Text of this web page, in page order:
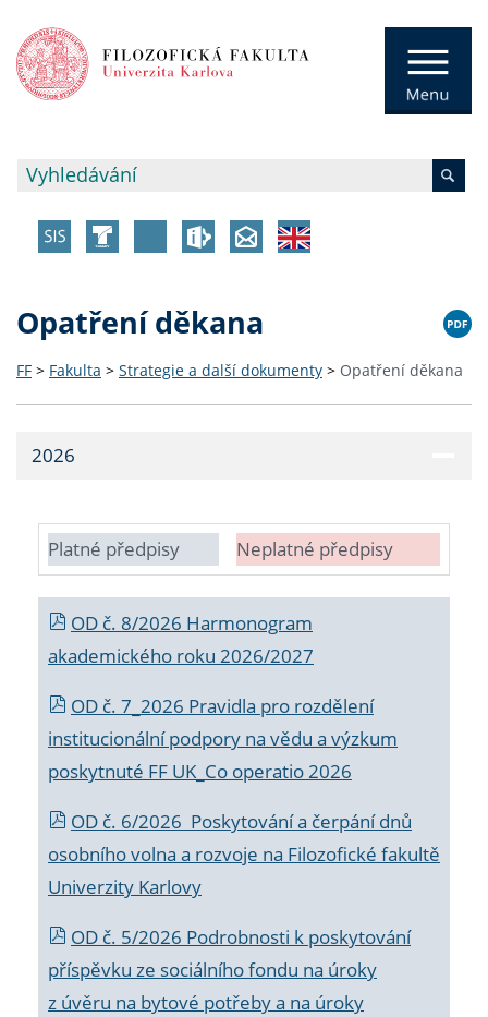
Opatření děkana
FF > Fakulta > Strategie a další dokumenty > Opatření děkana
2026
Platné předpisy Neplatné předpisy
OD č. 8/2026 Harmonogram
akademického roku 2026/2027
OD č. 7_2026 Pravidla pro rozdělení
institucionální podpory na vědu a výzkum
poskytnuté FF UK_Co operatio 2026
OD č. 6/2026 Poskytování a čerpání dnů
osobního volna a rozvoje na Filozofické fakultě
Univerzity Karlovy
OD č. 5/2026 Podrobnosti k poskytování
příspěvku ze sociálního fondu na úroky
z úvěru na bytové potřeby a na úroky